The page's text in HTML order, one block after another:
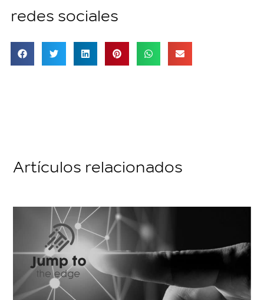
redes sociales
Artículos relacionados